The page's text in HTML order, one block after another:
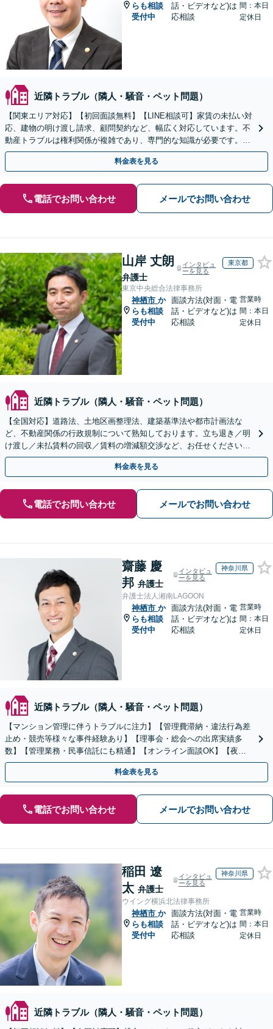
らも相談
受付中
話・ビデオなど)は
応相談
間：本日
定休日
近隣トラブル（隣人・騒音・ペット問題）
【関東エリア対応】【初回面談無料】【LINE相談可】家賃の未払い対
応、建物の明け渡し請求、顧問契約など、幅広く対応しています。不
動産トラブルは権利関係が複雑であり、専門的な知識が必要です。ぜ
ひ弁護士にご相談ください。【休日・夜間面談可】
料金表を見る
電話でお問い合わせ メールでお問い合わせ
山岸 丈朗
弁護士
インタビュ
ーを見る
東京都
東京中央総合法律事務所
神栖市 か
らも相談
受付中
面談方法(対面・電
話・ビデオなど)は
応相談
営業時
間：本日
定休日
近隣トラブル（隣人・騒音・ペット問題）
【全国対応】道路法、土地区画整理法、建築基準法や都市計画法な
ど、不動産関係の行政規制について熟知しております。立ち退き／明
け渡し／未払賃料の回収／賃料の増減額交渉など、お任せください。
複雑化する前にご相談ください。
料金表を見る
電話でお問い合わせ メールでお問い合わせ
齋藤 慶
邦 弁護士
インタビュ
ーを見る
神奈川県
弁護士法人湘南LAGOON
神栖市 か
らも相談
受付中
面談方法(対面・電
話・ビデオなど)は
応相談
営業時
間：本日
定休日
近隣トラブル（隣人・騒音・ペット問題）
【マンション管理に伴うトラブルに注力】【管理費滞納・違法行為差
止め・競売等様々な事件経験あり】【理事会・総会への出席実績多
数】【管理業務・民事信託にも精通】【オンライン面談OK】【夜
間・休日相談可】
料金表を見る
電話でお問い合わせ メールでお問い合わせ
稲田 遼
太 弁護士
インタビュ
ーを見る
神奈川県
ウイング横浜北法律事務所
神栖市 か
らも相談
受付中
面談方法(対面・電
話・ビデオなど)は
応相談
営業時
間：本日
定休日
近隣トラブル（隣人・騒音・ペット問題）